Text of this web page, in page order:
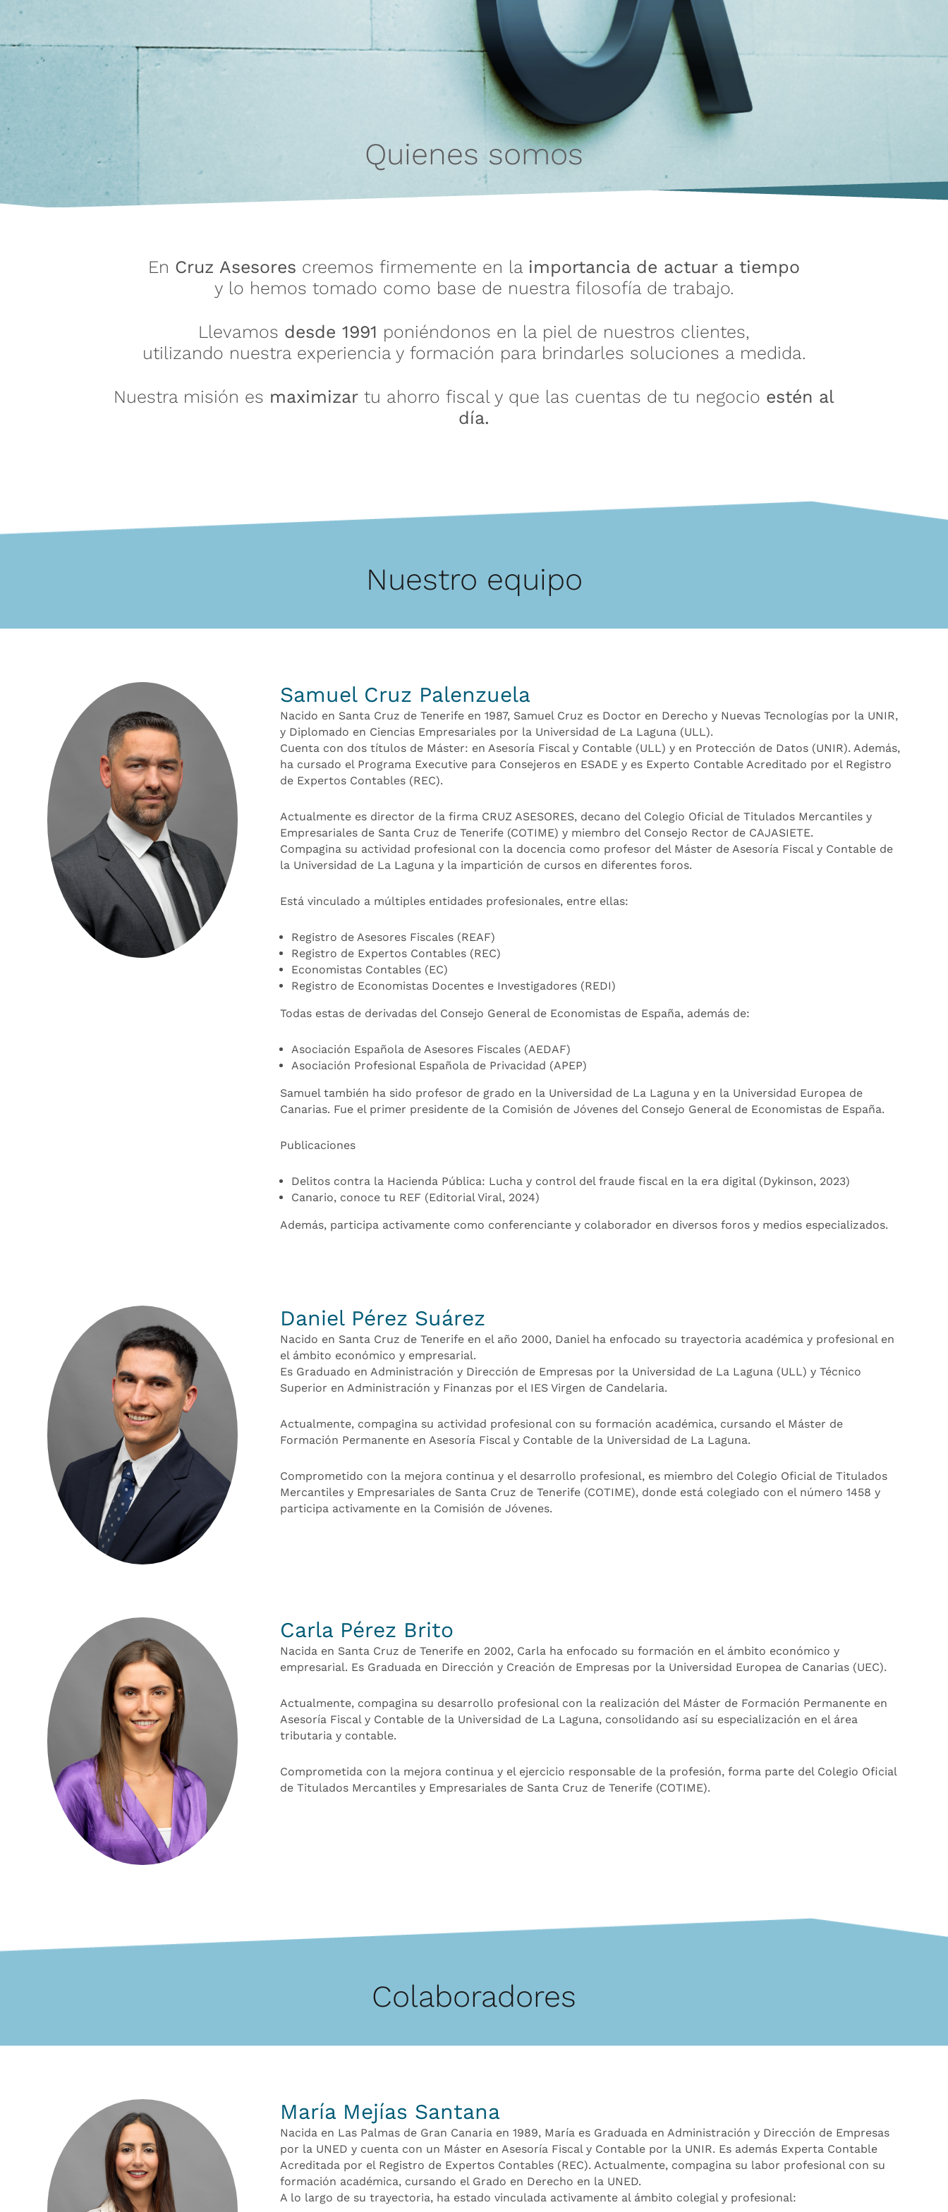
Quienes somos
En Cruz Asesores creemos firmemente en la importancia de actuar a tiempo
y lo hemos tomado como base de nuestra filosofía de trabajo.
Llevamos desde 1991 poniéndonos en la piel de nuestros clientes,
utilizando nuestra experiencia y formación para brindarles soluciones a medida.
Nuestra misión es maximizar tu ahorro fiscal y que las cuentas de tu negocio estén al
día.
Nuestro equipo
Samuel Cruz Palenzuela
Nacido en Santa Cruz de Tenerife en 1987, Samuel Cruz es Doctor en Derecho y Nuevas Tecnologías por la UNIR,
y Diplomado en Ciencias Empresariales por la Universidad de La Laguna (ULL).
Cuenta con dos títulos de Máster: en Asesoría Fiscal y Contable (ULL) y en Protección de Datos (UNIR). Además,
ha cursado el Programa Executive para Consejeros en ESADE y es Experto Contable Acreditado por el Registro
de Expertos Contables (REC).
Actualmente es director de la firma CRUZ ASESORES, decano del Colegio Oficial de Titulados Mercantiles y
Empresariales de Santa Cruz de Tenerife (COTIME) y miembro del Consejo Rector de CAJASIETE.
Compagina su actividad profesional con la docencia como profesor del Máster de Asesoría Fiscal y Contable de
la Universidad de La Laguna y la impartición de cursos en diferentes foros.
Está vinculado a múltiples entidades profesionales, entre ellas:
Registro de Asesores Fiscales (REAF)
Registro de Expertos Contables (REC)
Economistas Contables (EC)
Registro de Economistas Docentes e Investigadores (REDI)
Todas estas de derivadas del Consejo General de Economistas de España, además de:
Asociación Española de Asesores Fiscales (AEDAF)
Asociación Profesional Española de Privacidad (APEP)
Samuel también ha sido profesor de grado en la Universidad de La Laguna y en la Universidad Europea de
Canarias. Fue el primer presidente de la Comisión de Jóvenes del Consejo General de Economistas de España.
Publicaciones
Delitos contra la Hacienda Pública: Lucha y control del fraude fiscal en la era digital (Dykinson, 2023)
Canario, conoce tu REF (Editorial Viral, 2024)
Además, participa activamente como conferenciante y colaborador en diversos foros y medios especializados.
Daniel Pérez Suárez
Nacido en Santa Cruz de Tenerife en el año 2000, Daniel ha enfocado su trayectoria académica y profesional en
el ámbito económico y empresarial.
Es Graduado en Administración y Dirección de Empresas por la Universidad de La Laguna (ULL) y Técnico
Superior en Administración y Finanzas por el IES Virgen de Candelaria.
Actualmente, compagina su actividad profesional con su formación académica, cursando el Máster de
Formación Permanente en Asesoría Fiscal y Contable de la Universidad de La Laguna.
Comprometido con la mejora continua y el desarrollo profesional, es miembro del Colegio Oficial de Titulados
Mercantiles y Empresariales de Santa Cruz de Tenerife (COTIME), donde está colegiado con el número 1458 y
participa activamente en la Comisión de Jóvenes.
Carla Pérez Brito
Nacida en Santa Cruz de Tenerife en 2002, Carla ha enfocado su formación en el ámbito económico y
empresarial. Es Graduada en Dirección y Creación de Empresas por la Universidad Europea de Canarias (UEC).
Actualmente, compagina su desarrollo profesional con la realización del Máster de Formación Permanente en
Asesoría Fiscal y Contable de la Universidad de La Laguna, consolidando así su especialización en el área
tributaria y contable.
Comprometida con la mejora continua y el ejercicio responsable de la profesión, forma parte del Colegio Oficial
de Titulados Mercantiles y Empresariales de Santa Cruz de Tenerife (COTIME).
Colaboradores
María Mejías Santana
Nacida en Las Palmas de Gran Canaria en 1989, María es Graduada en Administración y Dirección de Empresas
por la UNED y cuenta con un Máster en Asesoría Fiscal y Contable por la UNIR. Es además Experta Contable
Acreditada por el Registro de Expertos Contables (REC). Actualmente, compagina su labor profesional con su
formación académica, cursando el Grado en Derecho en la UNED.
A lo largo de su trayectoria, ha estado vinculada activamente al ámbito colegial y profesional: